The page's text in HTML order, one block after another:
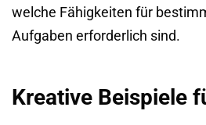
welche Fähigkeiten für
Aufgaben erforderlich sind.
Kreative Beispiele